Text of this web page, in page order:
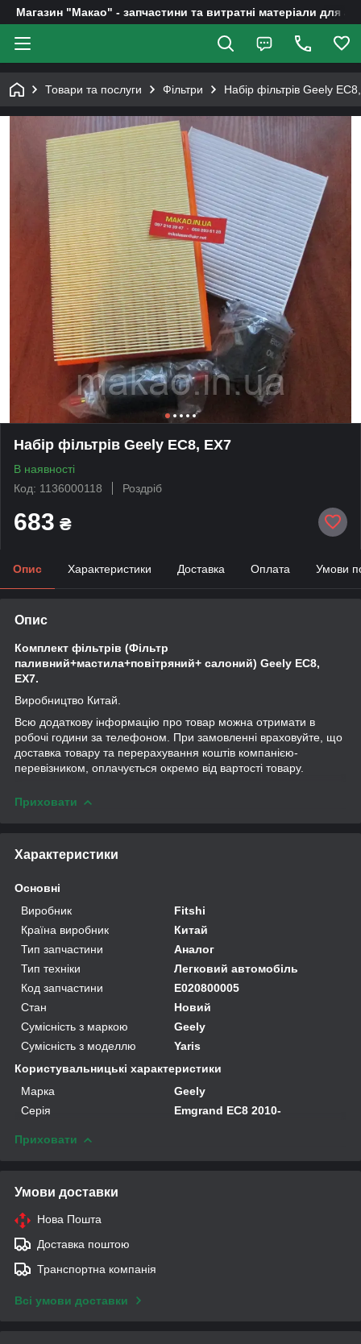
Магазин "Макао" - запчастини та витратні матеріали для
Товари та послуги Фільтри Набір фільтрів Geely
Набір фільтрів Geely EC8, EX7
В наявності
Код: 1136000118
Роздріб
683 ₴
Опис Характеристики Доставка Оплата Умови
Опис
Комплект фільтрів (Фільтр
паливний+мастила+повітряний+ салоний) Geely EC8,
EX7.
Виробництво Китай.
Всю додаткову інформацію про товар можна отримати в
робочі години за телефоном. При замовленні враховуйте, що
доставка товару та перерахування коштів компанією-
перевізником, оплачується окремо від вартості товару.
Приховати
Характеристики
Основні
Виробник
Fitshi
Країна виробник
Китай
Тип запчастини
Аналог
Тип техніки
Легковий автомобіль
Код запчастини
E020800005
Стан
Новий
Сумісність з маркою
Geely
Сумісність з моделлю
Yaris
Користувальницькі характеристики
Марка
Geely
Серія
Emgrand EC8 2010-
Приховати
Умови доставки
Нова Пошта
Доставка поштою
Транспортна компанія
Всі умови доставки